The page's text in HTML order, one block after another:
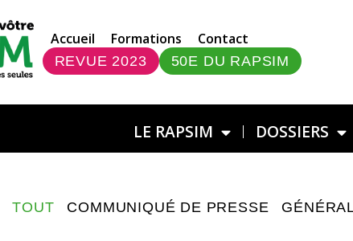
Accueil Formations Contact
REVUE 2023 50E DU RAPSIM
LE RAPSIM DOSSIERS
COMMUNIQUÉ DE PRESSE
TOUT